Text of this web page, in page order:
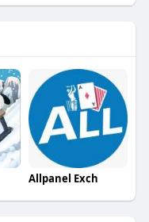
Allpanel Exch